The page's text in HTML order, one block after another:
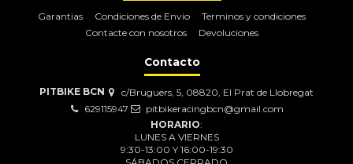
Garantias Condiciones de Envio
Terminos y condiciones
Contacte con nosotros
Devoluciones
Contacto
PITBIKE BCN
c/Bruguers, 5, 08820, El Prat de Llobregat
629115947
pitbikeracingbcn@gmail.com
HORARIO:
LUNES A VIERNES
9:30-13:00 Y 16:00-19:30